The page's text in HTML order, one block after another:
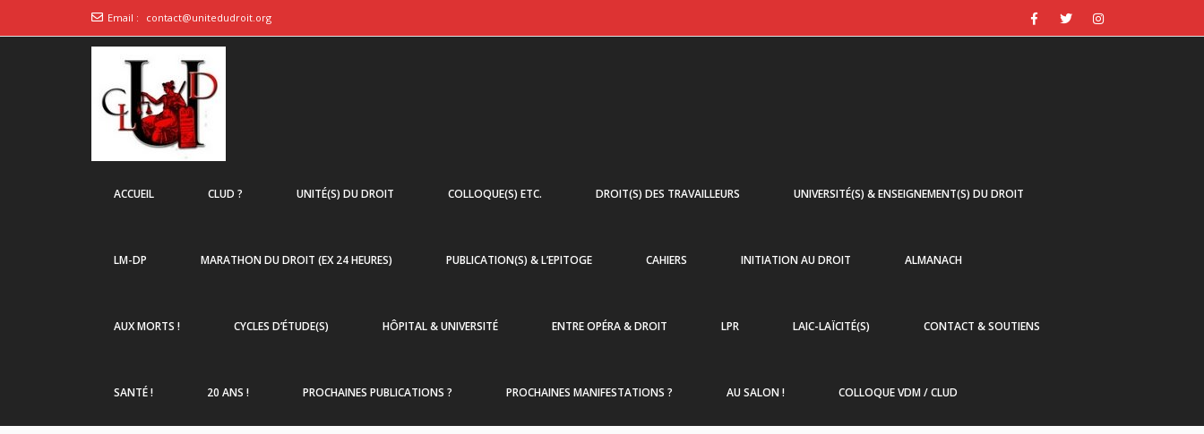
Email : contact@unitedudroit.org
ACCUEIL CLUD ? UNITÉ(S) DU DROIT COLLOQUE(S) ETC. DROIT(S) DES TRAVAILLEURS UNIVERSITÉ(S) & ENSEIGNEMENT(S) DU DROIT
LM-DP MARATHON DU DROIT (EX 24 HEURES) PUBLICATION(S) & L’EPITOGE CAHIERS INITIATION AU DROIT ALMANACH
AUX MORTS ! CYCLES D’ÉTUDE(S) HÔPITAL & UNIVERSITÉ ENTRE OPÉRA & DROIT LPR LAIC-LAÏCITÉ(S) CONTACT & SOUTIENS
SANTÉ ! 20 ANS ! PROCHAINES PUBLICATIONS ? PROCHAINES MANIFESTATIONS ? AU SALON ! COLLOQUE VDM / CLUD